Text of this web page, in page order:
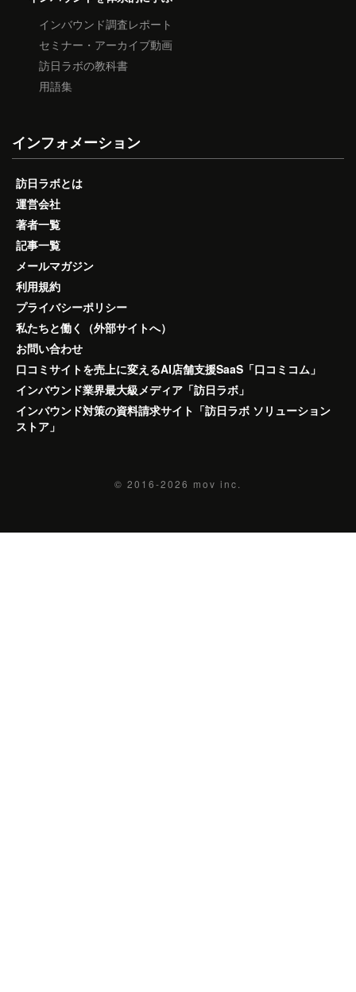
インバウンド調査レポート
セミナー・アーカイブ動画
訪日ラボの教科書
用語集
インフォメーション
訪日ラボとは
運営会社
著者一覧
記事一覧
メールマガジン
利用規約
プライバシーポリシー
私たちと働く（外部サイトへ）
お問い合わせ
口コミサイトを売上に変えるAI店舗支援SaaS「口コミコム」
インバウンド業界最大級メディア「訪日ラボ」
インバウンド対策の資料請求サイト「訪日ラボ ソリューション
ストア」
© 2016-2026 mov inc.